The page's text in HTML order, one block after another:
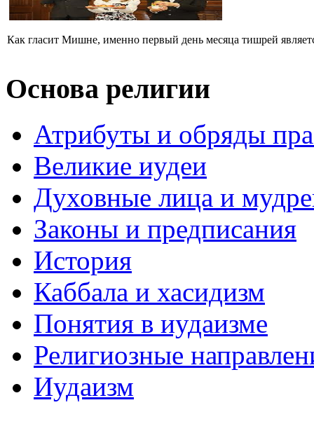
Как гласит Мишне, именно первый день месяца тишрей
Основа религии
Атрибуты и обряды
Великие иудеи
Духовные лица и
Законы и предписания
История
Каббала и хасидизм
Понятия в иудаизме
Религиозные
Иудаизм